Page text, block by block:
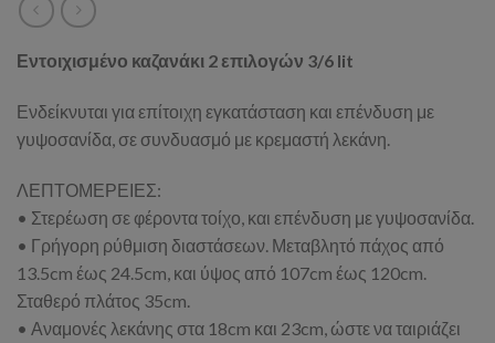
Εντοιχισμένο καζανάκι 2 επιλογών 3/6 lit
Ενδείκνυται για επίτοιχη εγκατάσταση και επένδυση με
γυψοσανίδα, σε συνδυασμό με κρεμαστή λεκάνη.
ΛΕΠΤΟΜΕΡΕΙΕΣ:
• Στερέωση σε φέροντα τοίχο, και επένδυση με γυψοσανίδα.
• Γρήγορη ρύθμιση διαστάσεων. Μεταβλητό πάχος από
13.5cm έως 24.5cm, και ύψος από 107cm έως 120cm.
Σταθερό πλάτος 35cm.
• Αναμονές λεκάνης στα 18cm και 23cm, ώστε να ταιριάζει